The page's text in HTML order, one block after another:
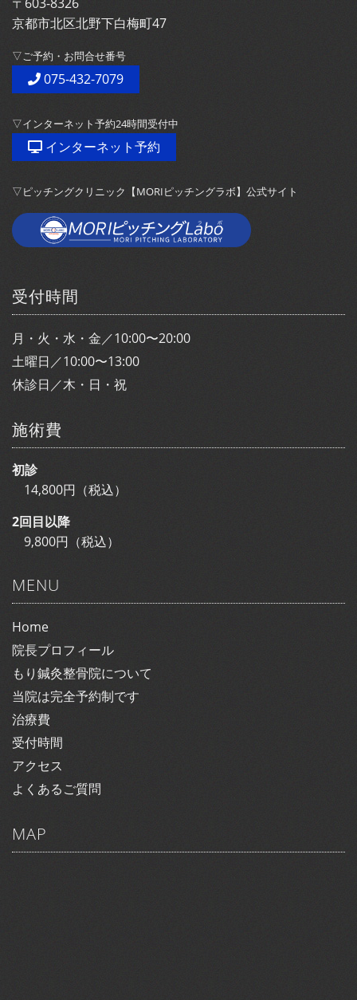
京都市北区北野下白梅町47
▽ご予約・お問合せ番号
075-432-7079
▽インターネット予約24時間受付中
インターネット予約
▽ピッチングクリニック【MORIピッチングラボ】公式サイト
受付時間
月・火・水・金／10:00〜20:00
土曜日／10:00〜13:00
休診日／木・日・祝
施術費
初診
14,800円（税込）
2回目以降
9,800円（税込）
MENU
Home
院長プロフィール
もり鍼灸整骨院について
当院は完全予約制です
治療費
受付時間
アクセス
よくあるご質問
MAP